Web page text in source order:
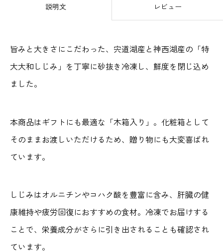
し
じ
合
わ
せ
木
箱
入
説明文 レビュー
旨みと大きさにこだわった、宍道湖産と神西湖産の「特
大大和しじみ」を丁寧に砂抜き冷凍し、鮮度を閉じ込め
ました。
本商品はギフトにも最適な「木箱入り」。化粧箱として
そのままお渡しいただけるため、贈り物にも大変喜ばれ
ています。
しじみはオルニチンやコハク酸を豊富に含み、肝臓の健
康維持や疲労回復におすすめの食材。冷凍でお届けする
ことで、栄養成分がさらに引き出されることも確認され
ています。